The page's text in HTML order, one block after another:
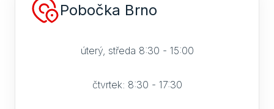
Pobočka Brno
úterý, středa 8:30 - 15:00
čtvrtek: 8:30 - 17:30